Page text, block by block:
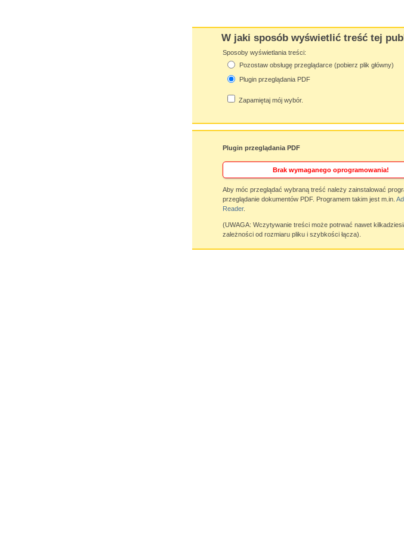
W jaki sposób wyświetlić treść tej
Sposoby wyświetlania treści:
Pozostaw obsługę przeglądarce (pobierz plik główny)
Plugin przeglądania PDF
Zapamiętaj mój wybór.
Plugin przeglądania PDF
Brak wymaganego oprogramowania!
Aby móc przeglądać wybraną treść należy zainstalować
przeglądanie dokumentów PDF. Programem takim jest m.in.
Reader.
(UWAGA: Wczytywanie treści może potrwać nawet
zależności od rozmiaru pliku i szybkości łącza).